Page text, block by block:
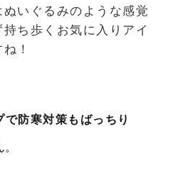
いぐるみのような感覚
ち歩くお気に入りアイ
！
防寒対策もばっちり